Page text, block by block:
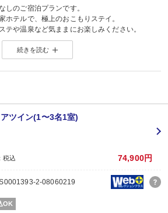
しのご宿泊プランです。
ホテルで、極上のおこもりステイ。
テや温泉など気ままにお楽しみください。
人の社交場「バーハミルトン」のご利用もおすす
大浴場は、行灯スタイルの照明や陶製タイルが大
：00～24：00
ッド型の屋根が印象的な露天風呂。静かにそよ
30 14：00～19：00 女性11：00～12：30 19
。ご希望のお時間をお知らせください。
2,000円（税別)
続きを読む
ツイン(1〜3名1室)
税込 74,900円
2-08060219
OK